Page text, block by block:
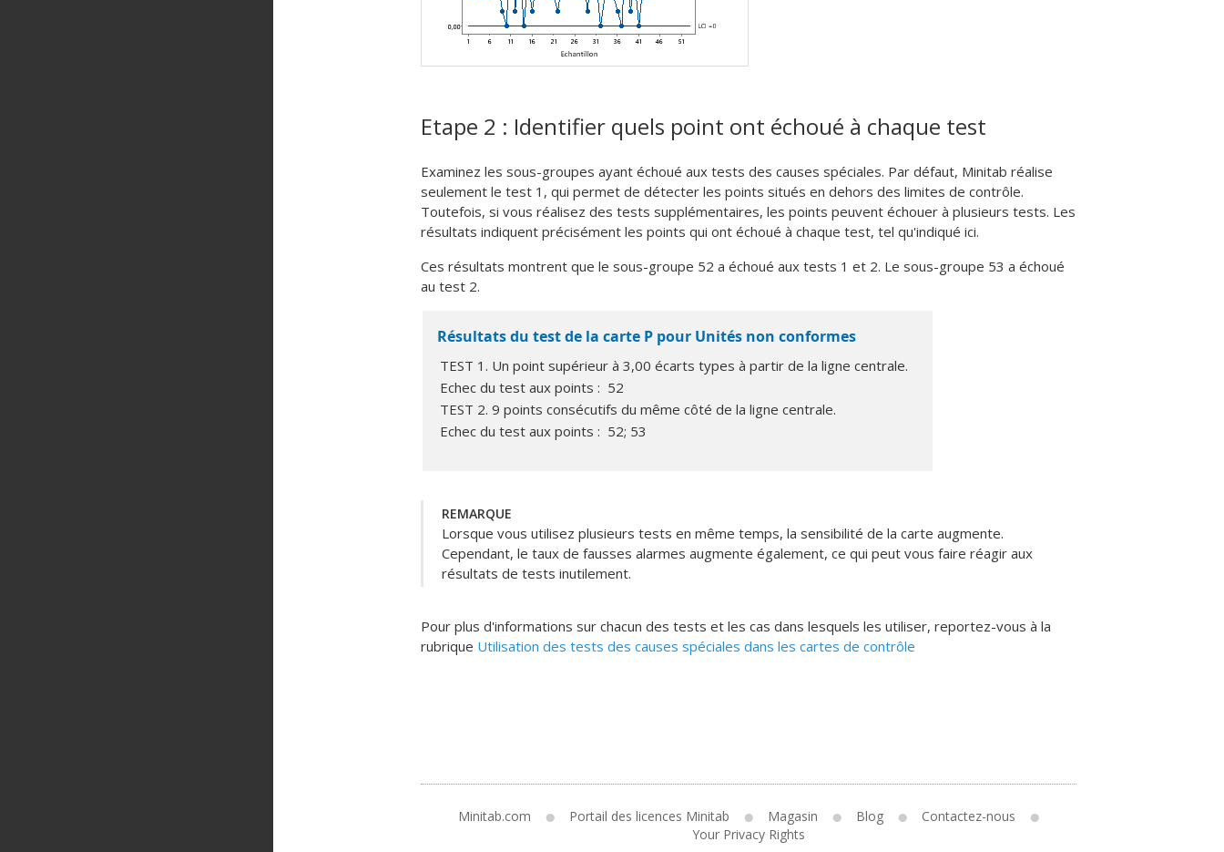
Etape 2 : Identifier quels point ont échoué à chaque test
Examinez les sous-groupes ayant échoué aux tests des causes spéciales. Par défaut, Minitab réalise
seulement le test 1, qui permet de détecter les points situés en dehors des limites de contrôle.
Toutefois, si vous réalisez des tests supplémentaires, les points peuvent échouer à plusieurs tests. Les
résultats indiquent précisément les points qui ont échoué à chaque test, tel qu'indiqué ici.
Ces résultats montrent que le sous-groupe 52 a échoué aux tests 1 et 2. Le sous-groupe 53 a échoué
au test 2.
Résultats du test de la carte P pour Unités non conformes
TEST 1. Un point supérieur à 3,00 écarts types à partir de la ligne centrale.
Echec du test aux points : 52
TEST 2. 9 points consécutifs du même côté de la ligne centrale.
Echec du test aux points : 52; 53
REMARQUE
Lorsque vous utilisez plusieurs tests en même temps, la sensibilité de la carte augmente.
Cependant, le taux de fausses alarmes augmente également, ce qui peut vous faire réagir aux
résultats de tests inutilement.
Pour plus d'informations sur chacun des tests et les cas dans lesquels les utiliser, reportez-vous à la
rubrique Utilisation des tests des causes spéciales dans les cartes de contrôle
Minitab.com Portail des licences Minitab Magasin Blog
Contactez-nous
Your Privacy Rights